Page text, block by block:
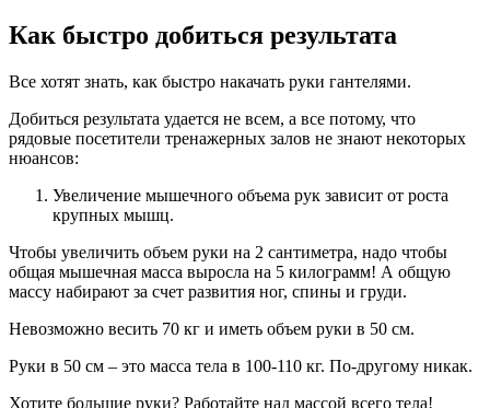
Как быстро добиться результата
Все хотят знать, как быстро накачать руки гантелями.
Добиться результата удается не всем, а все потому, что
рядовые посетители тренажерных залов не знают некоторых
нюансов:
Увеличение мышечного объема рук зависит от роста
крупных мышц.
Чтобы увеличить объем руки на 2 сантиметра, надо чтобы
общая мышечная масса выросла на 5 килограмм! А общую
массу набирают за счет развития ног, спины и груди.
Невозможно весить 70 кг и иметь объем руки в 50 см.
Руки в 50 см – это масса тела в 100-110 кг. По-другому никак.
Хотите большие руки? Работайте над массой всего тела!